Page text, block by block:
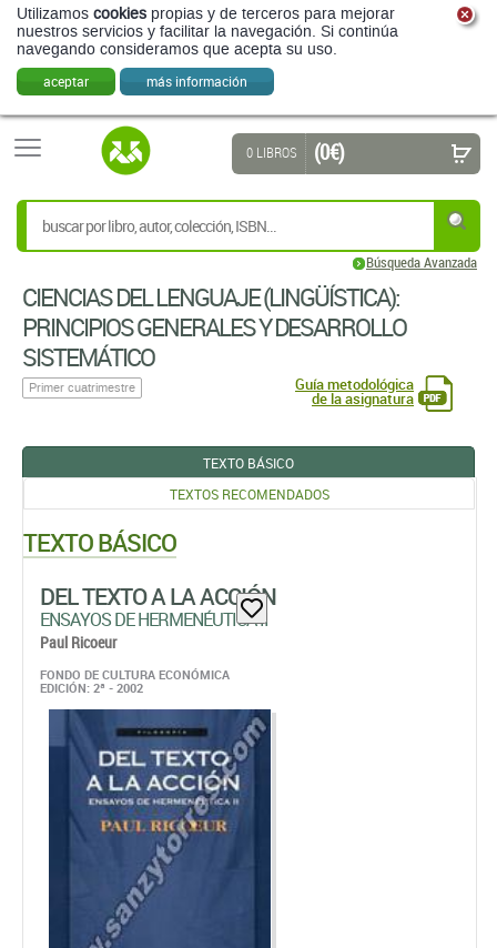
Utilizamos cookies propias y de terceros para mejorar
nuestros servicios y facilitar la navegación. Si continúa
navegando consideramos que acepta su uso.
aceptar más información
Búsqueda Avanzada
0 LIBROS (0 €)
CIENCIAS DEL LENGUAJE (LINGÜÍSTICA):
PRINCIPIOS GENERALES Y DESARROLLO
SISTEMÁTICO
Primer cuatrimestre Guía metodológica
de la asignatura
TEXTO BÁSICO
TEXTOS RECOMENDADOS
TEXTO BÁSICO
DEL TEXTO A LA ACCIÓN
ENSAYOS DE HERMENÉUTICA II
Paul Ricoeur
FONDO DE CULTURA ECONÓMICA
EDICIÓN: 2ª - 2002